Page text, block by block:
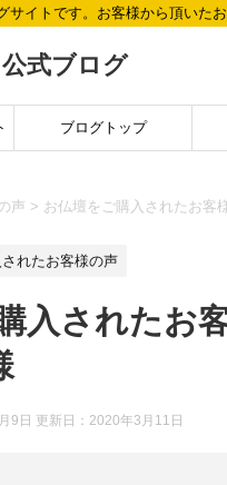
サイトです。お客様から頂いた
式ブログ
ブログトップ
声 > お仏壇をご購入されたお客
れたお客様の声
入されたお
9日 更新日： 2020年3月11日